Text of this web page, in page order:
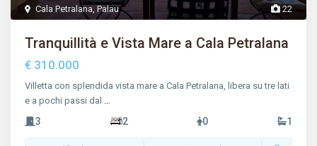
22
Cala Petralana,Palau
Tranquillità e Vista Mare a Cala Petralana
€ 310.000
Villetta con splendida vista mare a Cala Petralana, libera su tre lati
e a pochi passi dal …
3 2 0 1